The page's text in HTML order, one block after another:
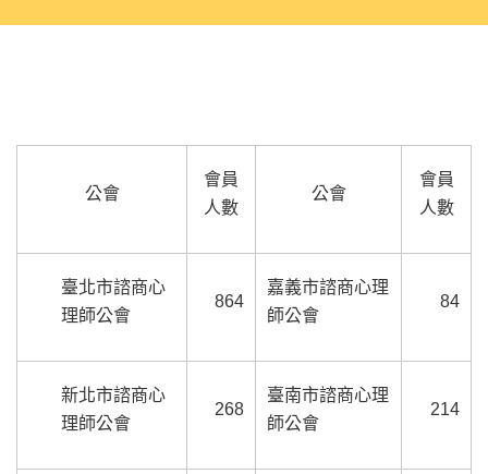
公會
會員
人數
公會
會員
人數
臺北市諮商心
理師公會
864
嘉義市諮商心理
師公會
84
新北市諮商心
理師公會
268
臺南市諮商心理
師公會
214